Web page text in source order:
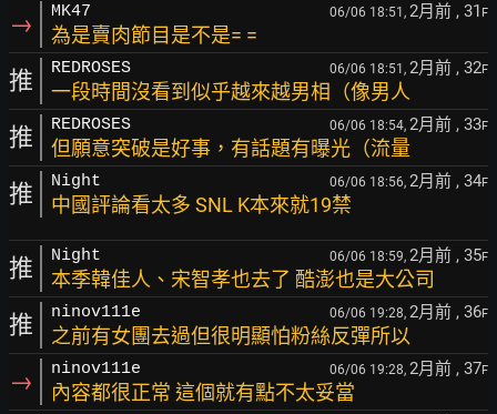
→ MK47 06/06 18:51, 2月前 , 31 F
為是賣肉節目是不是= =
推 REDROSES 06/06 18:51, 2月前 , 32F
一段時間沒看到似乎越來越男相（像男人
推 REDROSES 06/06 18:54, 2月前 , 33F
但願意突破是好事，有話題有曝光（流量
推 Night 06/06 18:56, 2月前 , 34F
中國評論看太多 SNL K本來就19禁
推 Night 06/06 18:59, 2月前 , 35F
本季韓佳人、宋智孝也去了 酷澎也是大公司
推 ninov111e 06/06 19:28, 2月前 , 36F
之前有女團去過但很明顯怕粉絲反彈所以
→ ninov111e 06/06 19:28, 2月前 , 37F
內容都很正常 這個就有點不太妥當